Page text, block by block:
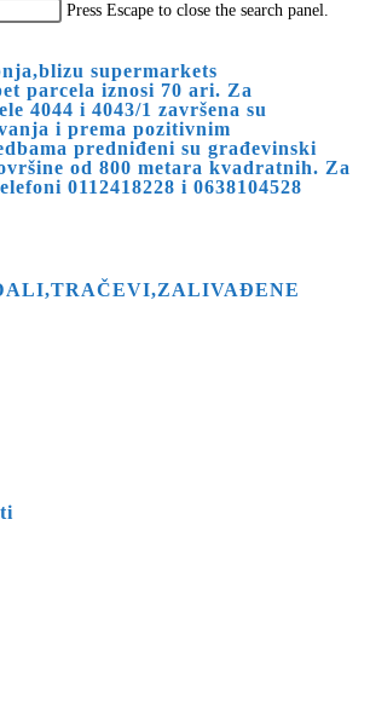
Press Escape to close the search panel.
supermarkets
parcela iznosi 70 ari. Za
4044 i 4043/1 završena su
i prema pozitivnim
predniđeni su građevinski
od 800 metara kvadratnih. Za
0112418228 i 0638104528